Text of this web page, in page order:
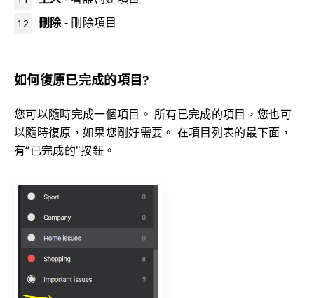
刪除- 刪除項目
如何復原已完成的項目?
您可以隨時完成一個項目。 所有已完成的項目，您也可
以隨時復原，如果您剛好需要。 在項目列表的最下面，
有“已完成的"按鈕。